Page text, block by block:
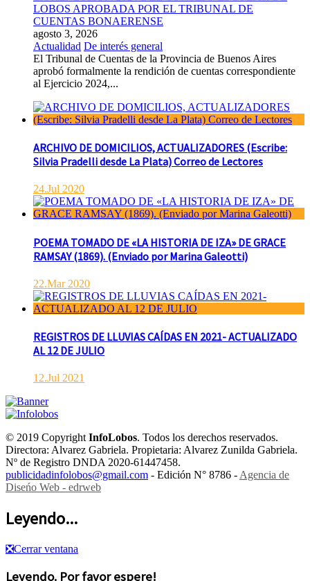
LOBOS APROBADA POR EL TRIBUNAL DE
CUENTAS BONAERENSE
agosto 3, 2026
Actualidad De interés general
El Tribunal de Cuentas de la Provincia de Buenos Aires
aprobó formalmente la rendición de cuentas correspondiente
al Ejercicio 2024,...
ARCHIVO DE DOMICILIOS, ACTUALIZADORES (Escribe:
Silvia Pradelli desde La Plata) Correo de Lectores
24.Jul 2020
POEMA TOMADO DE «LA HISTORIA DE IZA» DE GRACE
RAMSAY (1869). (Enviado por Marina Galeotti)
22.Mar 2020
REGISTROS DE LLUVIAS CAÍDAS EN 2021- ACTUALIZADO
AL 12 DE JULIO
12.Jul 2021
© 2019 CopyrightInfoLobos. Todos los derechos reservados.
Directora: Alvarez Gabriela. Propietaria: Alvarez Zunilda Gabriela.
Nº de Registro DNDA 2020-61447458.
publicidadinfolobos@gmail.com - Edición N° 8786 -Agencia de
Diseńo Web - edrweb
Leyendo...
❎Cerrar ventana
Leyendo. Por favor espere!